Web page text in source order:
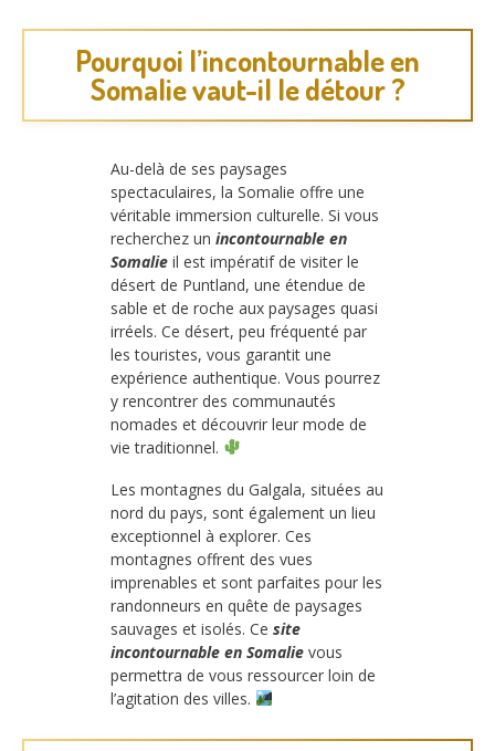
Pourquoi l’incontournable en
Somalie vaut-il le détour ?
Au-delà de ses paysages
spectaculaires, la Somalie offre une
véritable immersion culturelle. Si vous
recherchez un incontournable en
Somalie il est impératif de visiter le
désert de Puntland, une étendue de
sable et de roche aux paysages quasi
irréels. Ce désert, peu fréquenté par
les touristes, vous garantit une
expérience authentique. Vous pourrez
y rencontrer des communautés
nomades et découvrir leur mode de
vie traditionnel.
Les montagnes du Galgala, situées au
nord du pays, sont également un lieu
exceptionnel à explorer. Ces
montagnes offrent des vues
imprenables et sont parfaites pour les
randonneurs en quête de paysages
sauvages et isolés. Ce site
incontournable en Somalie vous
permettra de vous ressourcer loin de
l’agitation des villes.